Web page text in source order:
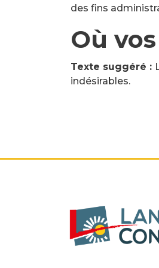
des fins
Où
Texte suggéré :
indésirables.